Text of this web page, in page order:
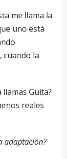
me llama la
uno está
cuando la
llamas Guita?
reales
adaptación?